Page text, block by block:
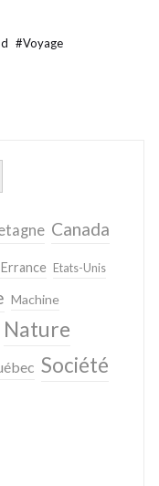
#Voyage
Canada
Errance Etats-Unis
Machine
Nature
Société